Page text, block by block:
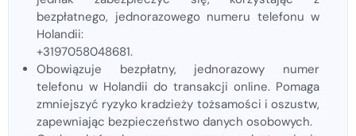
bezpłatnego, jednorazowego numeru telefonu w
Holandii:
+3197058048681.
Obowiązuje bezpłatny, jednorazowy numer
telefonu w Holandii do transakcji online. Pomaga
zmniejszyć ryzyko kradzieży tożsamości i oszustw,
zapewniając bezpieczeństwo danych osobowych.